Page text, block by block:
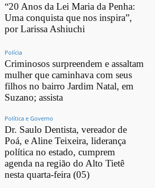
“20 Anos da Lei Maria da Penha:
Uma conquista que nos inspira”,
por Larissa Ashiuchi
Polícia
Criminosos surpreendem e assaltam
mulher que caminhava com seus
filhos no bairro Jardim Natal, em
Suzano; assista
Política e Governo
Dr. Saulo Dentista, vereador de
Poá, e Aline Teixeira, liderança
política no estado, cumprem
agenda na região do Alto Tietê
nesta quarta-feira (05)